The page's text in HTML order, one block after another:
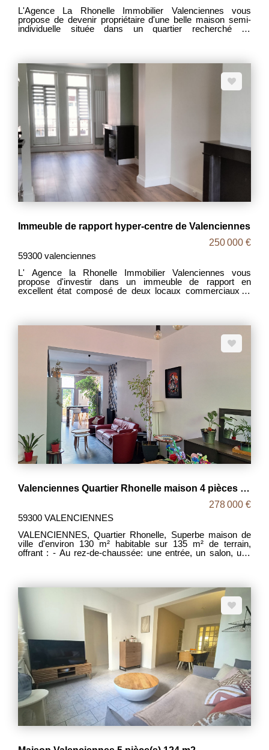
L'Agence La Rhonelle Immobilier Valenciennes vous
propose de devenir propriétaire d'une belle maison semi-
individuelle située dans un quartier recherché de
vue sur un grand jardin bien proportionné. L'étage
comprend trois chambres et une salle d'eau. Coté vie
pratique, vous bénéficiez d'une cave et d'un garage. Des
finitions sont à prévoir. A VISITER SANS TARDER ! Pour
plus de renseignements, vous pouvez contacter
Christophe.
Immeuble de rapport hyper-centre de Valenciennes
250 000 €
59300 valenciennes
L' Agence la Rhonelle Immobilier Valenciennes vous
propose d'investir dans un immeuble de rapport en
excellent état composé de deux locaux commerciaux et
aisément la clientéle et contribue au caractère attractif du
bien. L'appartement T3 (81m2 env.) est en excellent et a
été rénové tout en conservant ses éléments d'origine
caractéristiques d'ancienne maison bourgeoise cheminée
de marbre, moulures..... La rentabilité est dans les attendus
du marché. Pour plus d'informations vous pouvez contacter
Christophe.
Valenciennes Quartier Rhonelle maison 4 pièces 130 m2
278 000 €
59300 VALENCIENNES
VALENCIENNES, Quartier Rhonelle, Superbe maison de
ville d'environ 130 m² habitable sur 135 m² de terrain,
offrant : - Au rez-de-chaussée: une entrée, un salon, une
une grande mezzanine avec terrasse avec vue sur le
jardin, une belle chambre et un débarras. Possiblité de
créer une salle d'eau. A l'extérieur un beau jardin joliment
arboré et une grande terrasse bois sur pilotis. COUP DE
COEUR! FAIRE VITE ! MDT 2090 DPE : C, Prix: 278000€
honoraires intégralement à la charge des vendeurs.